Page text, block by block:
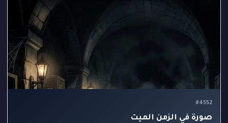
#4552
صورة في الزمن الميت